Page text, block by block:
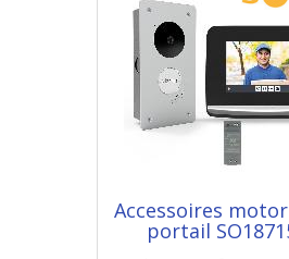
Accessoires
portail